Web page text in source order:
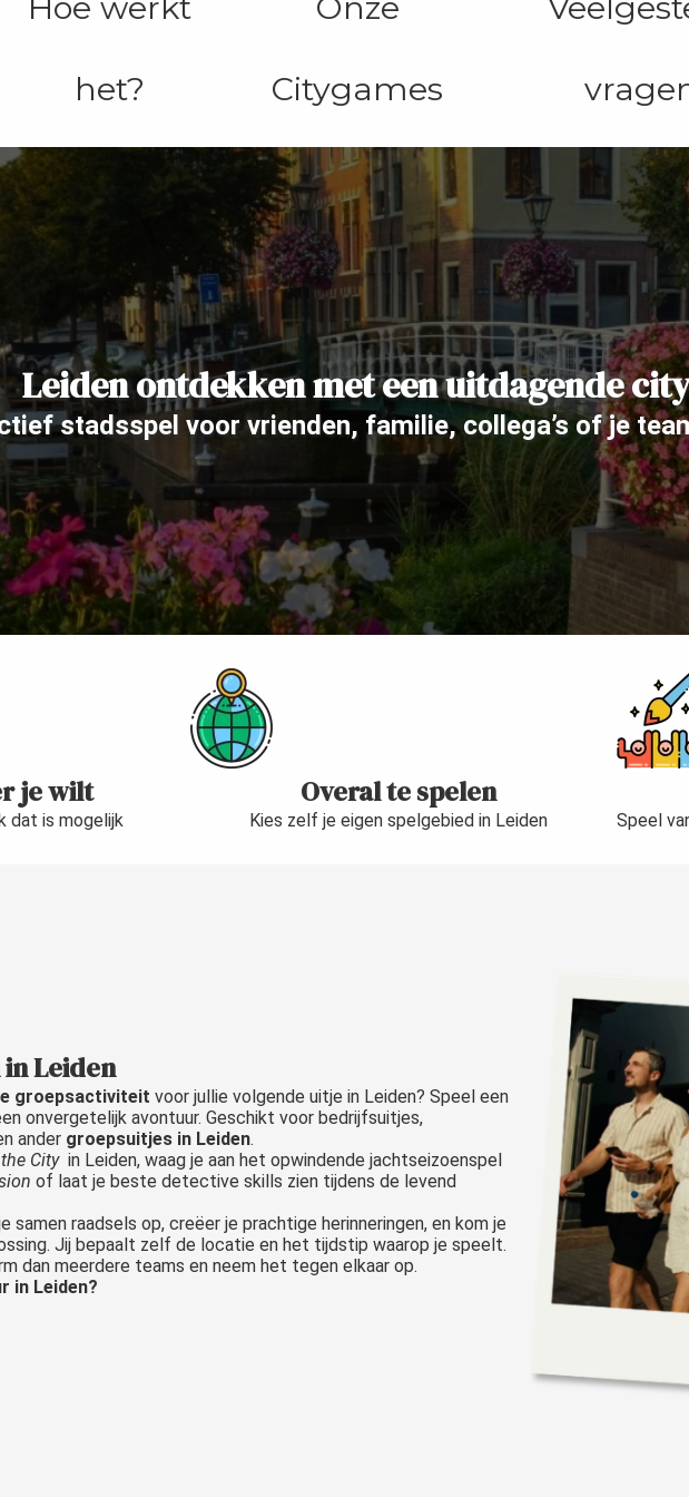
het? Citygames
Leiden ontdekken met een uitdagende
stadsspel voor vrienden, familie, collega’s of je
je wilt
dat is mogelijk
Overal te spelen
Kies zelf je eigen spelgebied in Leiden Speel
Leiden
groepsactiviteit voor jullie volgende uitje in Leiden? Speel een
onvergetelijk avontuur. Geschikt voor bedrijfsuitjes,
ander groepsuitjes in Leiden.
Cityin Leiden, waag je aan het opwindende jachtseizoenspel
of laat je beste detective skills zien tijdens de levend
samen raadsels op, creëer je prachtige herinneringen, en kom je
Jij bepaalt zelf de locatie en het tijdstip waarop je speelt.
dan meerdere teams en neem het tegen elkaar op.
in Leiden?